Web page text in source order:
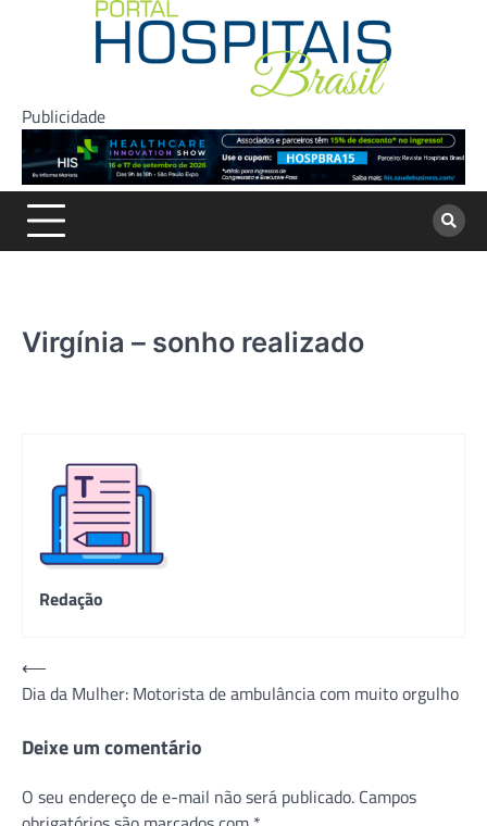
Publicidade
Virgínia – sonho realizado
Redação
Navegação
de
Post
⟵
Dia da Mulher: Motorista de ambulância com muito orgulho
Deixe um comentário
O seu endereço de e-mail não será publicado. Campos